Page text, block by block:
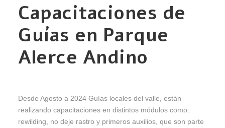
Capacitaciones de
Guías en Parque
Alerce Andino
Desde Agosto a 2024 Guías locales del valle, están
realizando capacitaciones en distintos módulos como:
rewilding, no deje rastro y primeros auxilios, que son parte